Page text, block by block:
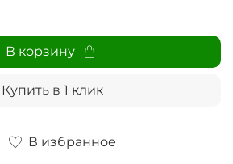
В избранное
В корзину
Купить в 1 клик